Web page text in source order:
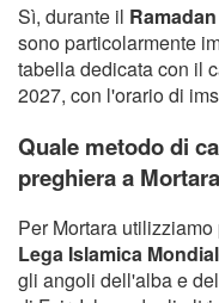
Sì, durante il Ramadan
sono particolarmente
tabella dedicata con il
2027, con l'orario di
Quale metodo di
preghiera a
Per Mortara
Lega Islamica
gli angoli dell'alba e